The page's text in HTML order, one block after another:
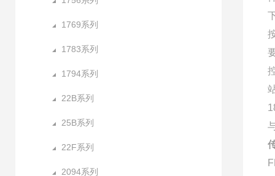
1769系列
1783系列
1794系列
22B系列
25B系列
22F系列
2094系列